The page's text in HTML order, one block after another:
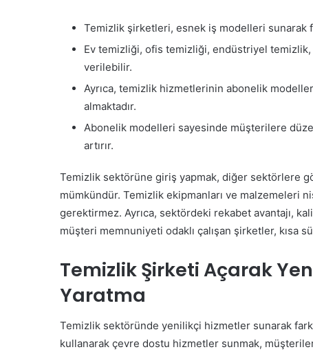
Temizlik şirketleri, esnek iş modelleri sunarak
Ev temizliği, ofis temizliği, endüstriyel temizlik,
verilebilir.
Ayrıca, temizlik hizmetlerinin abonelik
almaktadır.
Abonelik modelleri sayesinde müşterilere
artırır.
Temizlik sektörüne giriş yapmak, diğer sektörlere
mümkündür. Temizlik ekipmanları ve malzemeleri
gerektirmez. Ayrıca, sektördeki rekabet avantajı,
müşteri memnuniyeti odaklı çalışan şirketler,
Temizlik Şirketi Açarak
Yaratma
Temizlik sektöründe yenilikçi hizmetler sunarak
kullanarak çevre dostu hizmetler sunmak,